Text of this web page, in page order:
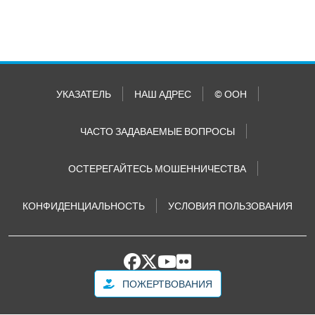
УКАЗАТЕЛЬ НАШ АДРЕС © ООН
ЧАСТО ЗАДАВАЕМЫЕ ВОПРОСЫ
ОСТЕРЕГАЙТЕСЬ МОШЕННИЧЕСТВА
КОНФИДЕНЦИАЛЬНОСТЬ УСЛОВИЯ ПОЛЬЗОВАНИЯ
ПОЖЕРТВОВАНИЯ